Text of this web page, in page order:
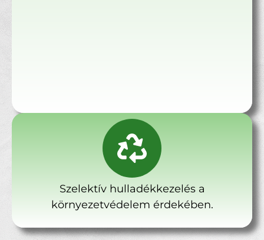
Szelektív hulladékkezelés a
környezetvédelem érdekében.